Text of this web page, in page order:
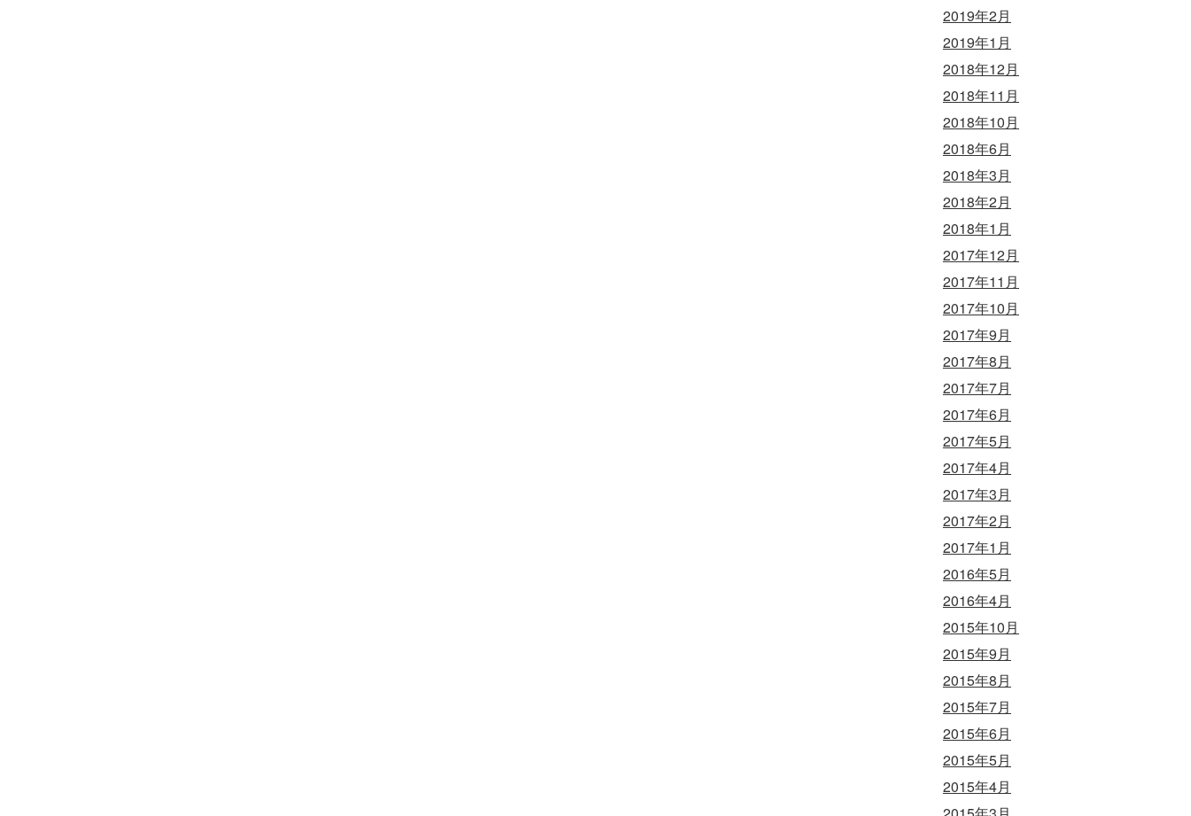
2019年2月
2019年1月
2018年12月
2018年11月
2018年10月
2018年6月
2018年3月
2018年2月
2018年1月
2017年12月
2017年11月
2017年10月
2017年9月
2017年8月
2017年7月
2017年6月
2017年5月
2017年4月
2017年3月
2017年2月
2017年1月
2016年5月
2016年4月
2015年10月
2015年9月
2015年8月
2015年7月
2015年6月
2015年5月
2015年4月